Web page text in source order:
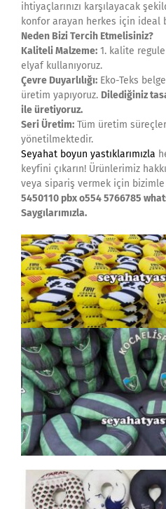
ihtiyaçlarınızı karşılayacak
konfor arayan herkes için ideal
Neden Bizi Tercih Etmelisiniz?
Kaliteli Malzeme: 1. kalite
elyaf kullanıyoruz.
Çevre Duyarlılığı: Eko-Teks
üretim yapıyoruz. Dilediğiniz
ile üretiyoruz.
Seri Üretim: Tüm üretim
yönetilmektedir.
Seyahat boyun yastıklarımızla
keyfini çıkarın! Ürünlerimiz
veya sipariş vermek için
5450110 pbx o554 5766785
Saygılarımızla.